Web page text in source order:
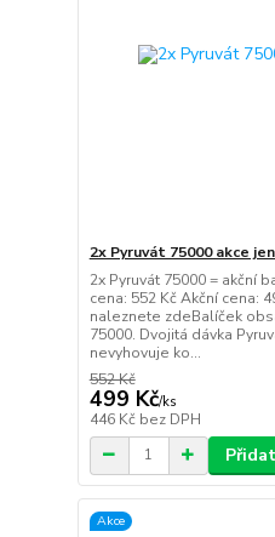
2x Pyruvát 75000 akce
2x Pyruvát 75000 = akční
cena: 552 Kč Akční cena:
naleznete zdeBalíček
75000. Dvojitá dávka
nevyhovuje ko...
552 Kč
499 Kč/ks
446 Kč bez DPH
Akce